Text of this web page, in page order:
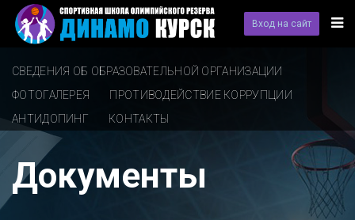
Вход на сайт
СВЕДЕНИЯ ОБ ОБРАЗОВАТЕЛЬНОЙ ОРГАНИЗАЦИИ
ФОТОГАЛЕРЕЯ
ПРОТИВОДЕЙСТВИЕ КОРРУПЦИИ
АНТИДОПИНГ
КОНТАКТЫ
Документы